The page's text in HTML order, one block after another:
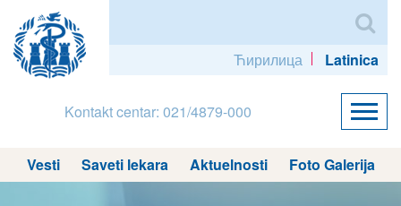
Ћирилица Latinica
Kontakt centar: 021/4879-000
Vesti Saveti lekara Aktuelnosti Foto Galerija